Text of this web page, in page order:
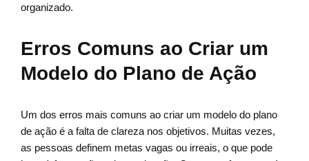
organizado.
Erros Comuns ao Criar um
Modelo do Plano de Ação
Um dos erros mais comuns ao criar um modelo do plano
de ação é a falta de clareza nos objetivos. Muitas vezes,
as pessoas definem metas vagas ou irreais, o que pode